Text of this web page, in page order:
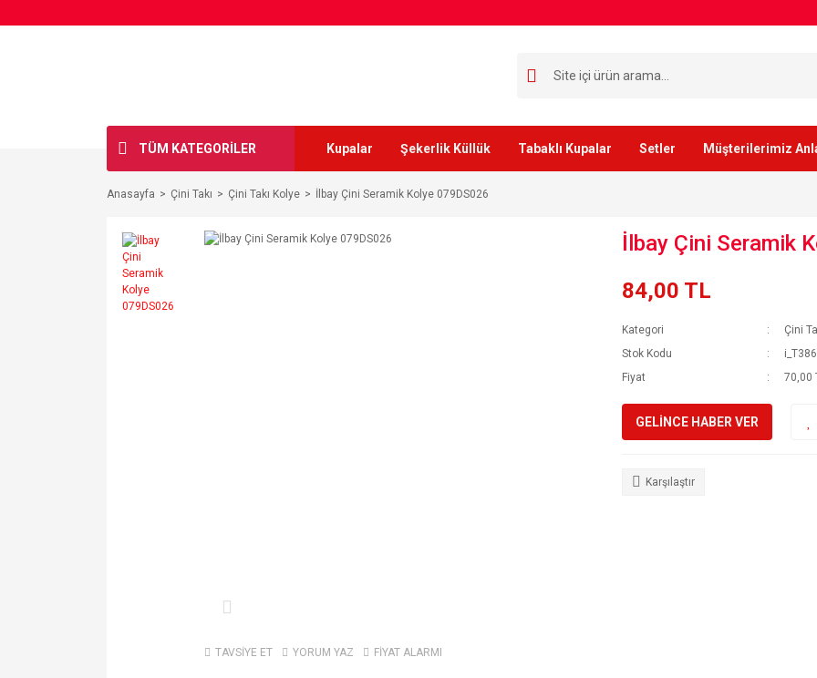
TÜM KATEGORİLER Kupalar Şekerlik Küllük Tabaklı Kupalar Setler Müşterilerimiz
Anasayfa Çini Takı Çini Takı Kolye İlbay Çini Seramik Kolye 079DS026
TAVSİYE ET YORUM YAZ FİYAT ALARMI
İlbay Çini Seramik
84,00 TL
Kategori
Çini
Stok Kodu
Fiyat
70,00
GELİNCE HABER VER
Karşılaştır